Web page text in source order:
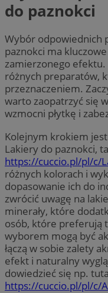
do paznokci
Wybór odpowiednich
paznokci ma
zamierzonego
różnych preparatów,
przeznaczeniem.
warto zaopatrzyć się
wzmocni płytkę i
Kolejnym krokiem
Lakiery do paznokci,
https://cuccio.pl/pl/c/
różnych kolorach i
dopasowanie ich do
zwrócić uwagę na
minerały, które
osób, które preferują
wyborem mogą być
łączą w sobie zalety
efekt i naturalny
dowiedzieć się np.
https://cuccio.pl/pl/c/